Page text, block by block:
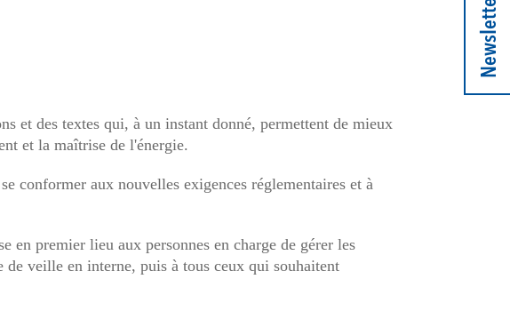
et des textes qui, à un instant donné, permettent de mieux
et la maîtrise de l'énergie.
conformer aux nouvelles exigences réglementaires et à
en premier lieu aux personnes en charge de gérer les
de veille en interne, puis à tous ceux qui souhaitent
Newsletter